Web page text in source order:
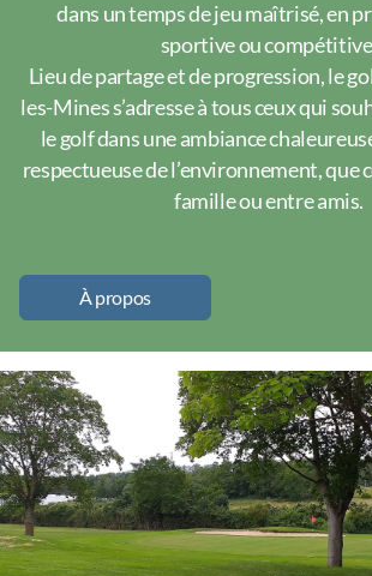
dans un temps de jeu maîtrisé, en
sportive ou
Lieu de partage et de progression, le
les-Mines s’adresse à tous ceux qui
le golf dans une ambiance
respectueuse de l’environnement, que
famille ou entre amis.
À propos